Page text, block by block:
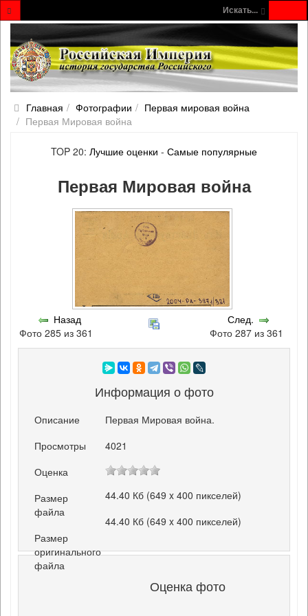
Искать...
Главная Фотографии
Первая мировая война
Первая Мировая война
TOP 20: Лучшие оценки - Самые популярные
Первая Мировая война
Назад
Фото 285 из 361
След.
Фото 287 из 361
Информация о фото
Описание
Первая Мировая война.
Просмотры
4021
Оценка
Размер
файла
44.40 Кб (649 x 400 пикселей)
Размер
оригинального
файла
44.40 Кб (649 x 400 пикселей)
Оценка фото